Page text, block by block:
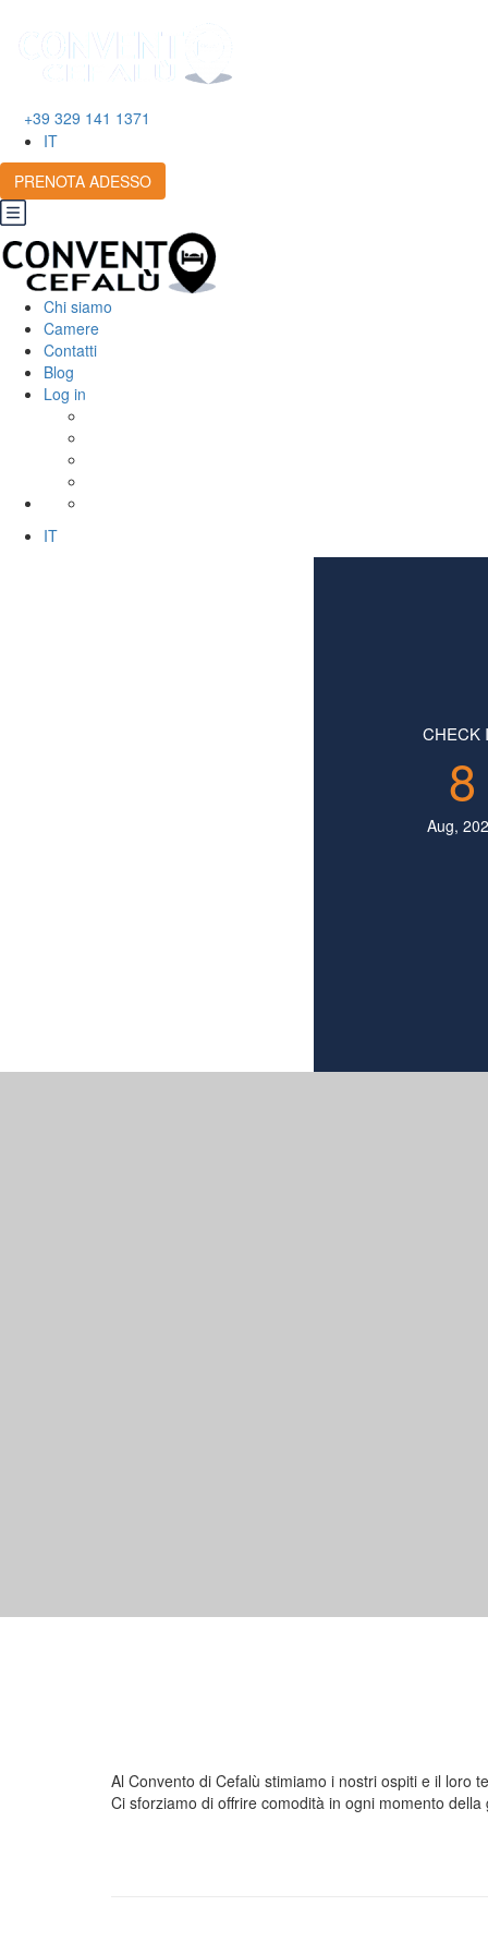
+39 329 141 1371
IT
PRENOTA ADESSO
Chi siamo
Camere
Contatti
Blog
Log in
IT
CHECK
8
Aug,
Al Convento di Cefalù stimiamo i nostri ospiti e il loro
Ci sforziamo di offrire comodità in ogni momento della